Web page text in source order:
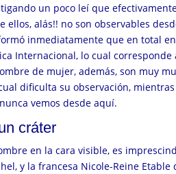
un poco leí que
ellos, alás!! no son observables
inmediatamente que en total
Internacional, lo cual
de mujer, además, son muy
dificulta su observación,
vemos desde aquí.
cráter
en la cara visible, es
y la francesa Nicole-Reine Etable